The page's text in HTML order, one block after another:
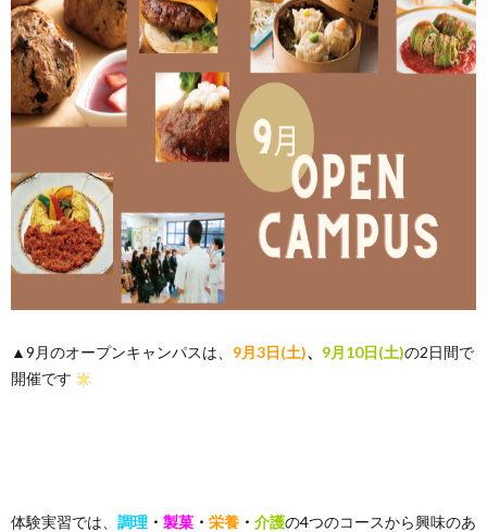
▲9月のオープンキャンパスは、 9月3日(土)、 9月10日(土)の2日間で
開催です
体験実習では、 調理 ・ 製菓 ・ 栄養 ・ 介護の4つのコースから興味のあ